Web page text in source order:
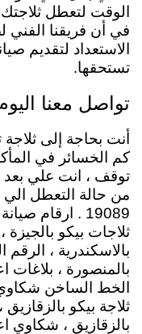
الوقت لتعطل
في أن فريقنا الفني
الاستعداد لتقديم
تستحقها.
تواصل معنا
أنت بحاجة إلى
كم الخسائر في
توقف ، انت علي بعد
من حالة التعطل الي
19089 . ارقام
ثلاجات بيكو بالجيزة
بالاسكندرية ، الرقم
بالمنصورة ، بلاغات
الخط الساخن شكاوي
ثلاجة بيكو
بالزقازيق ، شكاوي